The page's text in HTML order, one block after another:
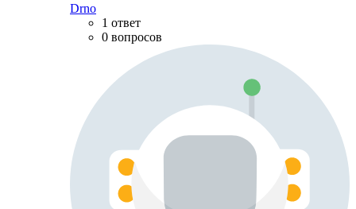
Drno
1 ответ
0 вопросов